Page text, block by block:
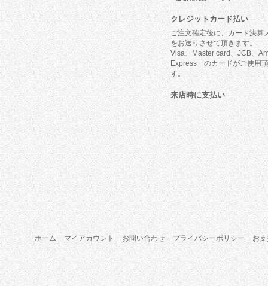
クレジットカード払い
ご注文確定後に、カード決算
をお送りさせて頂きます。
Visa、Master card、JCB、
Express のカードがご使用
す。
来店時に支払い
ホーム マイアカウント お問い合わせ プライバシーポリシー お